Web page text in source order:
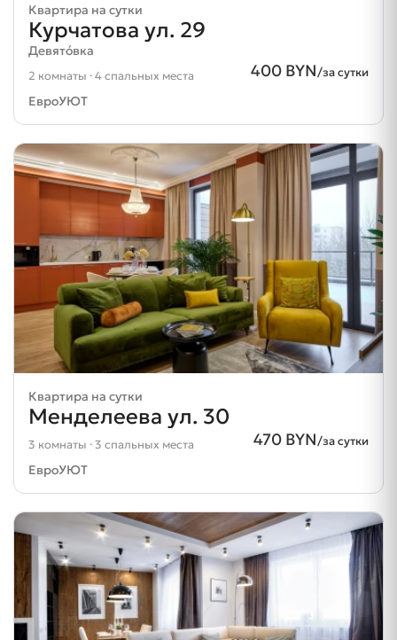
Квартира на сутки
Курчатова ул. 29
Девятóвка
400 BYN/за сутки
2 комнаты · 4 спальных места
ЕвроУЮТ
Квартира на сутки
Менделеева ул. 30
470 BYN/за сутки
3 комнаты · 3 спальных места
ЕвроУЮТ